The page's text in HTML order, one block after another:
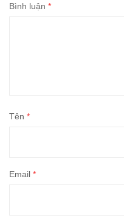
Bình luận *
Tên *
Email *